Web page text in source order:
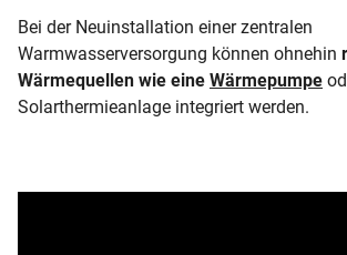
Bei der Neuinstallation einer zentralen
Warmwasserversorgung können ohnehin
Wärmequellen wie eine Wärmepumpe
Solarthermieanlage integriert werden.